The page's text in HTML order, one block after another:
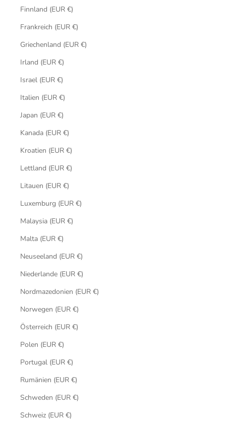
Finnland (EUR €)
Frankreich (EUR €)
Griechenland (EUR €)
Irland (EUR €)
Israel (EUR €)
Italien (EUR €)
Japan (EUR €)
Kanada (EUR €)
Kroatien (EUR €)
Lettland (EUR €)
Litauen (EUR €)
Luxemburg (EUR €)
Malaysia (EUR €)
Malta (EUR €)
Neuseeland (EUR €)
Niederlande (EUR €)
Nordmazedonien (EUR €)
Norwegen (EUR €)
Österreich (EUR €)
Polen (EUR €)
Portugal (EUR €)
Rumänien (EUR €)
Schweden (EUR €)
Schweiz (EUR €)